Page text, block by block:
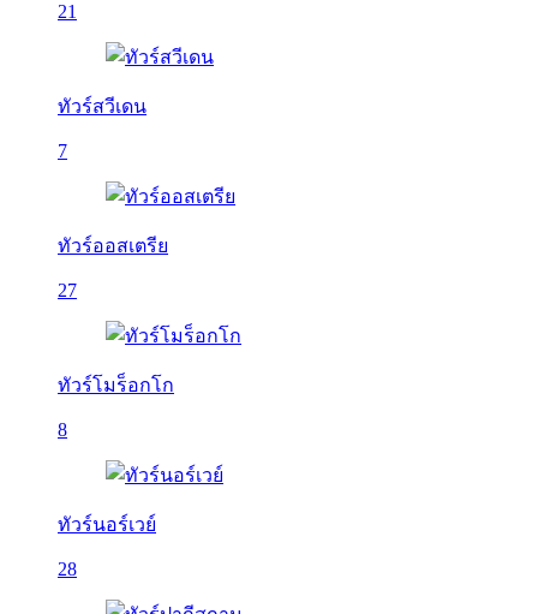
21
ทัวร์สวีเดน
7
ทัวร์ออสเตรีย
27
ทัวร์โมร็อกโก
8
ทัวร์นอร์เวย์
28